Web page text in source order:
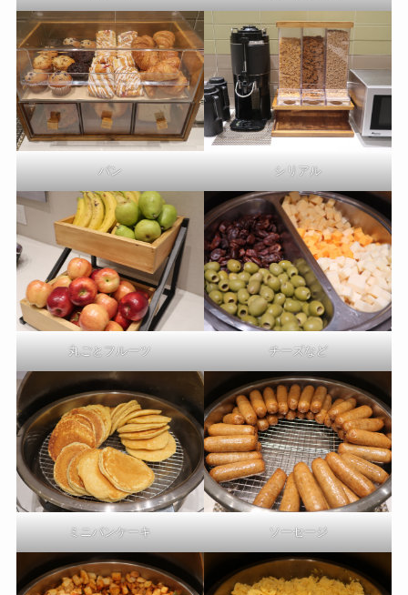
パン シリアル
丸ごとフルーツ チーズなど
ミニパンケーキ ソーセージ